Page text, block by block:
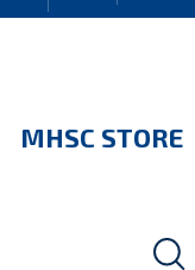
MHSC STORE